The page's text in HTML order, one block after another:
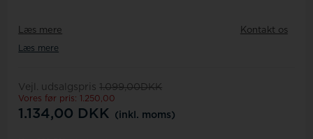
Læs mere Kontakt os
Læs mere
Vejl. udsalgspris 1.099,00DKK
Vores før pris: 1.250,00
1.134,00 DKK (inkl. moms)